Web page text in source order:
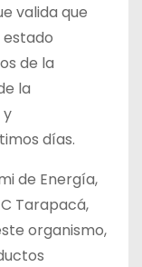
valida que
estado
de la
la
y
días.
de Energía,
Tarapacá,
organismo,